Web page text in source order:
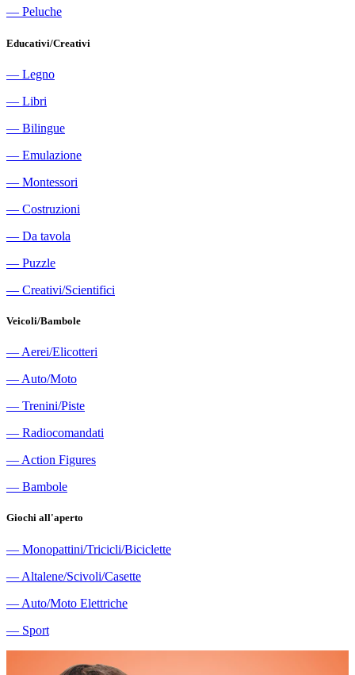
― Peluche
Educativi/Creativi
― Legno
― Libri
― Bilingue
― Emulazione
― Montessori
― Costruzioni
― Da tavola
― Puzzle
― Creativi/Scientifici
Veicoli/Bambole
― Aerei/Elicotteri
― Auto/Moto
― Trenini/Piste
― Radiocomandati
― Action Figures
― Bambole
Giochi all'aperto
― Monopattini/Tricicli/Biciclette
― Altalene/Scivoli/Casette
― Auto/Moto Elettriche
― Sport